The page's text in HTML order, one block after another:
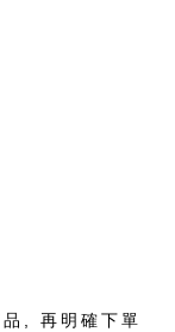
, 再明確下單